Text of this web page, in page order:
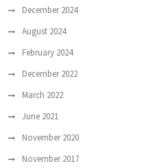
December 2024
August 2024
February 2024
December 2022
March 2022
June 2021
November 2020
November 2017